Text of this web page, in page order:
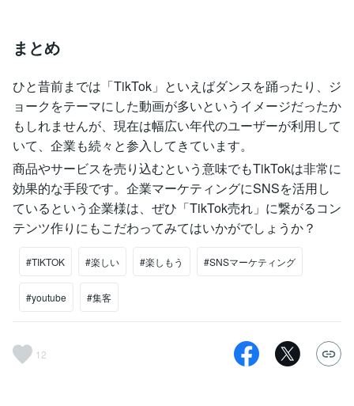
まとめ
ひと昔前までは「TikTok」といえばダンスを踊ったり、ジ
ョークをテーマにした動画が多いというイメージだったか
もしれませんが、現在は幅広い年代のユーザーが利用して
いて、企業も続々と参入してきています。
商品やサービスを売り込むという意味でもTikTokは非常に
効果的な手段です。企業マーケティングにSNSを活用し
ているという企業様は、ぜひ「TikTok売れ」に繋がるコン
テンツ作りにもこだわってみてはいかがでしょうか？
#TIKTOK #楽しい #楽しもう #SNSマーケティング
#youtube #集客
12